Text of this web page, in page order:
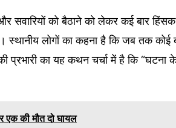
सवारियों को बैठाने को लेकर कई बार
स्थानीय लोगों का कहना है कि जब तक
का यह कथन चर्चा में है कि “घटना के
एक की मौत दो घायल